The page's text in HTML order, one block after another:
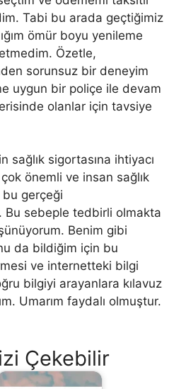
Tabi bu arada geçtiğimiz
ömür boyu yenileme
Özetle,
sorunsuz bir deneyim
uygun bir poliçe ile devam
olanlar için tavsiye
sağlık sigortasına ihtiyacı
önemli ve insan sağlık
gerçeği
Bu sebeple tedbirli olmakta
Benim gibi
da bildiğim için bu
ve internetteki bilgi
bilgiyi arayanlara kılavuz
Umarım faydalı olmuştur.
Çekebilir